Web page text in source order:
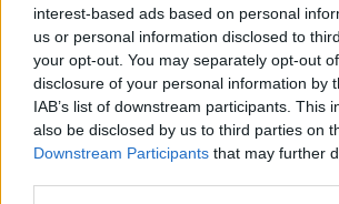
interest-based ads based on personal
us or personal information disclosed to
your opt-out. You may separately opt-out
disclosure of your personal information by
IAB’s list of downstream participants. This
also be disclosed by us to third parties on
Downstream Participants that may further
Paroles + Traduction
Commentaires